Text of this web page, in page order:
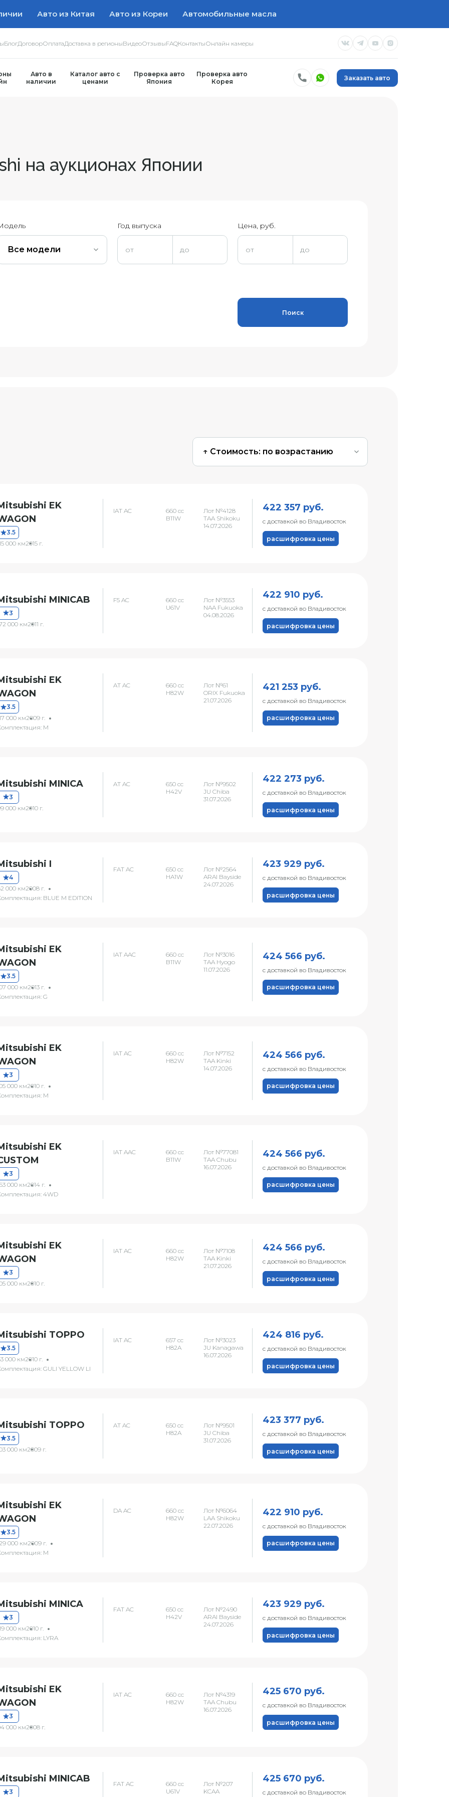
Авто из Китая Авто из Кореи Автомобильные масла
БлогДоговорОплатаДоставка в регионыВидеоОтзывыFAQКонтактыОнлайн камеры
Авто в
наличии
Каталог авто с
ценами
Проверка авто
Япония
Проверка авто
Корея
Заказать авто
на аукционах Японии
Все модели
Год выпуска Цена, руб.
Поиск
↑ Стоимость: по возрастанию
EK
3.5
000 км2015 г.
IAT AC
660 сс
B11W
Лот №4128
TAA Shikoku
14.07.2026
422 357 руб.
с доставкой во Владивосток
расшифровка цены
MINICAB
3
000 км2011 г.
F5 AC
660 сс
U61V
Лот №3553
NAA Fukuoka
04.08.2026
422 910 руб.
с доставкой во Владивосток
расшифровка цены
EK
3.5
000 км2009 г.
M
AT AC
660 сс
H82W
Лот №61
ORIX Fukuoka
21.07.2026
421 253 руб.
с доставкой во Владивосток
расшифровка цены
MINICA
3
000 км2010 г.
AT AC
650 сс
H42V
Лот №9502
JU Chiba
31.07.2026
422 273 руб.
с доставкой во Владивосток
расшифровка цены
I
4
000 км2008 г.
BLUE M EDITION
FAT AC
650 сс
HA1W
Лот №2564
ARAI Bayside
24.07.2026
423 929 руб.
с доставкой во Владивосток
расшифровка цены
EK
3.5
000 км2013 г.
G
IAT AAC
660 сс
B11W
Лот №3016
TAA Hyogo
11.07.2026
424 566 руб.
с доставкой во Владивосток
расшифровка цены
EK
3
000 км2010 г.
M
IAT AC
660 сс
H82W
Лот №7152
TAA Kinki
14.07.2026
424 566 руб.
с доставкой во Владивосток
расшифровка цены
EK
3
000 км2014 г.
4WD
IAT AAC
660 сс
B11W
Лот №77081
TAA Chubu
16.07.2026
424 566 руб.
с доставкой во Владивосток
расшифровка цены
EK
3
000 км2010 г.
IAT AC
660 сс
H82W
Лот №7108
TAA Kinki
21.07.2026
424 566 руб.
с доставкой во Владивосток
расшифровка цены
TOPPO
3.5
000 км2010 г.
GULI YELLOW LI
IAT AC
657 сс
H82A
Лот №3023
JU Kanagawa
16.07.2026
424 816 руб.
с доставкой во Владивосток
расшифровка цены
TOPPO
3.5
000 км2009 г.
AT AC
650 сс
H82A
Лот №9501
JU Chiba
31.07.2026
423 377 руб.
с доставкой во Владивосток
расшифровка цены
EK
3.5
000 км2009 г.
M
DA AC
660 сс
H82W
Лот №6064
LAA Shikoku
22.07.2026
422 910 руб.
с доставкой во Владивосток
расшифровка цены
MINICA
3
000 км2010 г.
LYRA
FAT AC
650 сс
H42V
Лот №2490
ARAI Bayside
24.07.2026
423 929 руб.
с доставкой во Владивосток
расшифровка цены
EK
3
000 км2008 г.
IAT AC
660 сс
H82W
Лот №4319
TAA Chubu
16.07.2026
425 670 руб.
с доставкой во Владивосток
расшифровка цены
MINICAB
3
FAT AC
660 сс
U61V
Лот №207
KCAA
425 670 руб.
с доставкой во Владивосток